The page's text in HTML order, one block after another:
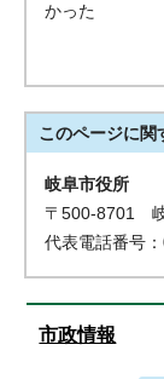
かった
このページに関
岐阜市役所
〒500-8701
代表電話番号
市政情報